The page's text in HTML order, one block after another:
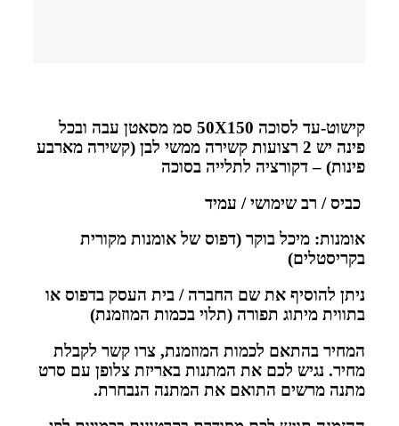
קישוט-עד לסוכה 50X150 סמ מסאטן עבה ובכל
פינה יש 2 רצועות קשירה ממשי לבן (קשירה מארבע
פינות) – דקורציה לתלייה בסוכה
כביס / רב שימושי / עמיד
אומנות: מיכל בוקר (דפוס של אומנות מקורית
בקריסטלים)
ניתן להוסיף את שם החברה / בית העסק בדפוס או
בתווית מיתוג תפורה (תלוי בכמות המוזמנת)
המחיר בהתאם לכמות המוזמנת, צרו קשר לקבלת
מחיר. נגיש לכם את המתנות באריזת צלופן עם סרט
מתנה מרשים התואם את המתנה הנבחרת.